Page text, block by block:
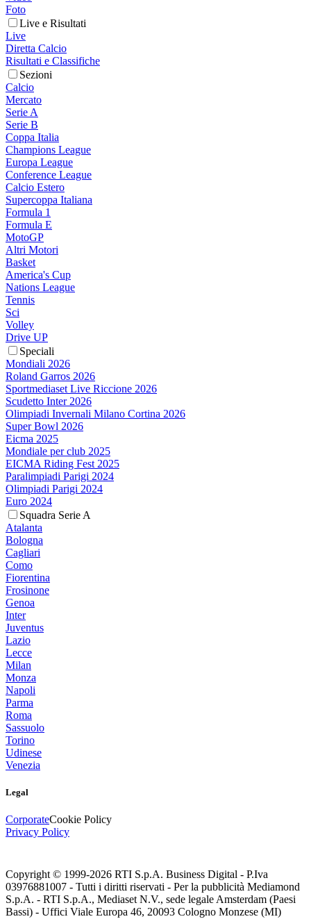
Foto
Live e Risultati
Live
Diretta Calcio
Risultati e Classifiche
Sezioni
Calcio
Mercato
Serie A
Serie B
Coppa Italia
Champions League
Europa League
Conference League
Calcio Estero
Supercoppa Italiana
Formula 1
Formula E
MotoGP
Altri Motori
Basket
America's Cup
Nations League
Tennis
Sci
Volley
Drive UP
Speciali
Mondiali 2026
Roland Garros 2026
Sportmediaset Live Riccione 2026
Scudetto Inter 2026
Olimpiadi Invernali Milano Cortina 2026
Super Bowl 2026
Eicma 2025
Mondiale per club 2025
EICMA Riding Fest 2025
Paralimpiadi Parigi 2024
Olimpiadi Parigi 2024
Euro 2024
Squadra Serie A
Atalanta
Bologna
Cagliari
Como
Fiorentina
Frosinone
Genoa
Inter
Juventus
Lazio
Lecce
Milan
Monza
Napoli
Parma
Roma
Sassuolo
Torino
Udinese
Venezia
Legal
CorporateCookie Policy
Privacy Policy
Copyright © 1999-2026 RTI S.p.A. Business Digital - P.Iva
03976881007 - Tutti i diritti riservati - Per la pubblicità Mediamond
S.p.A. - RTI S.p.A., Mediaset N.V., sede legale Amsterdam (Paesi
Bassi) - Uffici Viale Europa 46, 20093 Cologno Monzese (MI)